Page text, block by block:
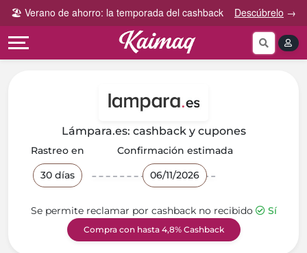
🏖️ Verano de ahorro: la temporada del cashback Descúbrelo →
Categorías
por
categoría
Gana
más
y
Guía
rápida
funciona
Contáctanos
Lámpara.es: cashback y cupones
Rastreo en
30 días
Confirmación estimada
06/11/2026
Se permite reclamar por cashback no recibido Sí
Compra con hasta 4,8% Cashback